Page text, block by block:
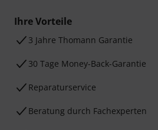
Ihre Vorteile
3 Jahre Thomann Garantie
30 Tage Money-Back-Garantie
Reparaturservice
Beratung durch Fachexperten